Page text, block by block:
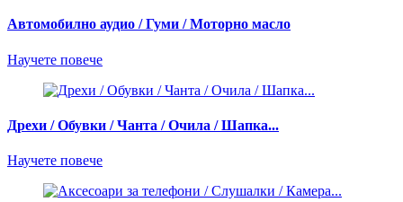
Автомобилно аудио / Гуми / Моторно масло
Научете повече
Дрехи / Обувки / Чанта / Очила / Шапка...
Научете повече